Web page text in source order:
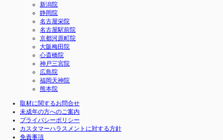
新潟院
静岡院
名古屋栄院
名古屋駅前院
京都河原町院
大阪梅田院
心斎橋院
神戸三宮院
広島院
福岡天神院
熊本院
取材に関するお問合せ
未成年の方へのご案内
プライバシーポリシー
カスタマーハラスメントに対する方針
免責事項